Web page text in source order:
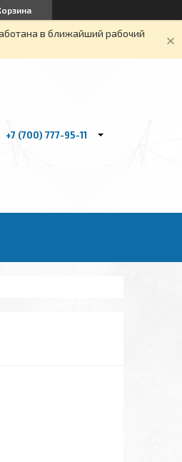
в ближайший рабочий
+7 (700) 777-95-11